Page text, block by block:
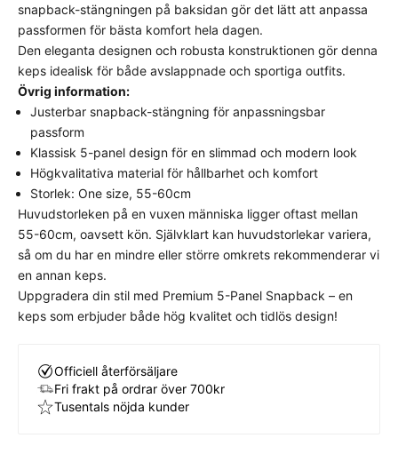
PASSFORMSGUIDE
Normal passform
Detta plagg har en klassisk, normal passform som
följer kroppens naturliga linjer utan att sitta för
stramt eller för löst.Välj din vanliga storlekför
bästa komfort och avsedda look.
snapback-stängningen på baksidan gör det lätt att anpassa
passformen för bästa komfort hela dagen.
Den eleganta designen och robusta konstruktionen gör denna
keps idealisk för både avslappnade och sportiga outfits.
Övrig information:
Justerbar snapback-stängning för anpassningsbar
passform
Klassisk 5-panel design för en slimmad och modern look
Högkvalitativa material för hållbarhet och komfort
Storlek: One size, 55-60cm
Huvudstorleken på en vuxen människa ligger oftast mellan
55-60cm, oavsett kön. Självklart kan huvudstorlekar variera,
så om du har en mindre eller större omkrets rekommenderar vi
en annan keps.
Uppgradera din stil med Premium 5-Panel Snapback – en
keps som erbjuder både hög kvalitet och tidlös design!
Officiell återförsäljare
Fri frakt på ordrar över 700kr
Tusentals nöjda kunder